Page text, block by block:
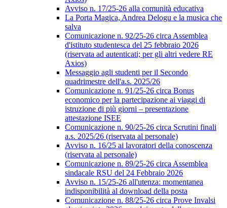
Avviso n. 17/25-26 alla comunità educativa
La Porta Magica, Andrea Delogu e la musica che
salva
Comunicazione n. 92/25-26 circa Assemblea
d'istituto studentesca del 25 febbraio 2026
(riservata ad autenticati; per gli altri vedere RE
Axios)
Messaggio agli studenti per il Secondo
quadrimestre dell'a.s. 2025/26
Comunicazione n. 91/25-26 circa Bonus
economico per la partecipazione ai viaggi di
istruzione di più giorni – presentazione
attestazione ISEE
Comunicazione n. 90/25-26 circa Scrutini finali
a.s. 2025/26 (riservata al personale)
Avviso n. 16/25 ai lavoratori della conoscenza
(riservata al personale)
Comunicazione n. 89/25-26 circa Assemblea
sindacale RSU del 24 Febbraio 2026
Avviso n. 15/25-26 all'utenza: momentanea
indisponibilità al download della posta
Comunicazione n. 88/25-26 circa Prove Invalsi